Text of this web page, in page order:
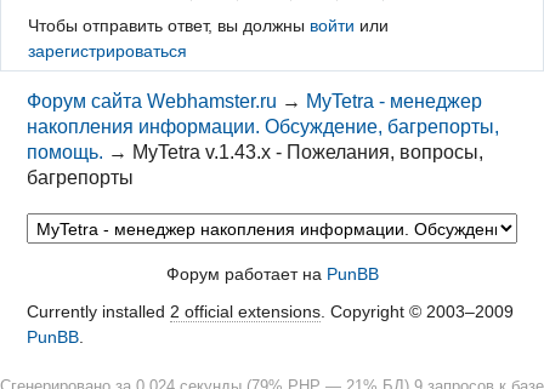
Чтобы отправить ответ, вы должны войти или
зарегистрироваться
Форум сайта Webhamster.ru → MyTetra - менеджер
накопления информации. Обсуждение, багрепорты,
помощь. → MyTetra v.1.43.x - Пожелания, вопросы,
багрепорты
Форум работает на PunBB
Currently installed 2 official extensions. Copyright © 2003–2009
PunBB.